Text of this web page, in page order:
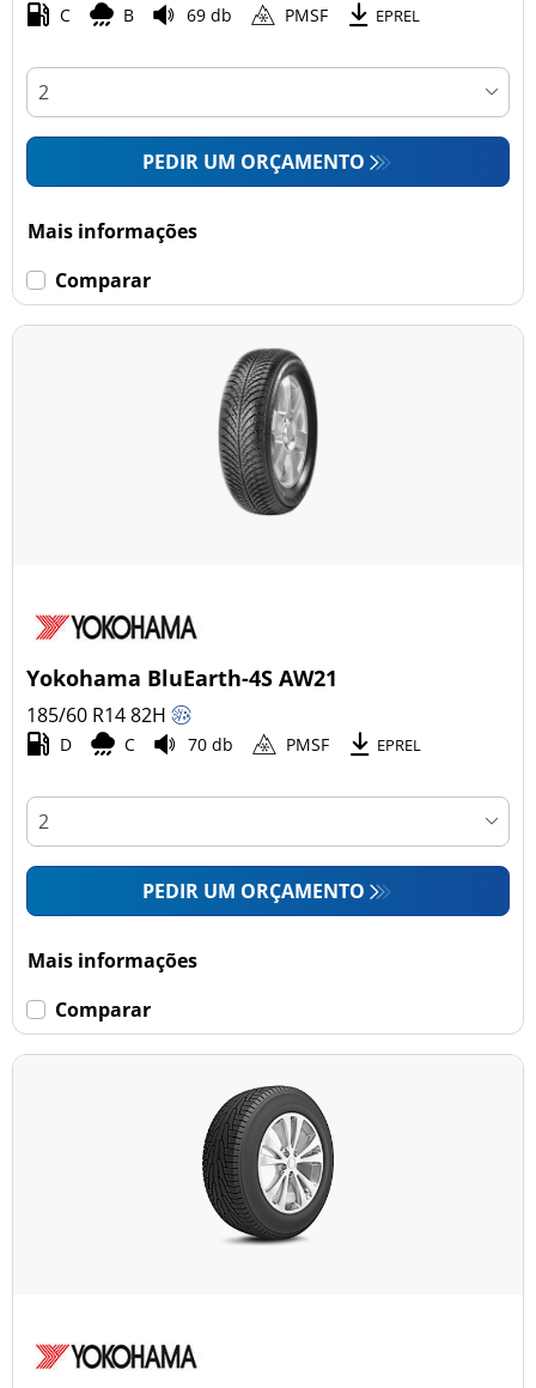
C B 69 db PMSF EPREL
PEDIR UM ORÇAMENTO
Mais informações
Comparar
Yokohama BluEarth-4S AW21
185/60 R1482H
D C 70 db PMSF EPREL
PEDIR UM ORÇAMENTO
Mais informações
Comparar